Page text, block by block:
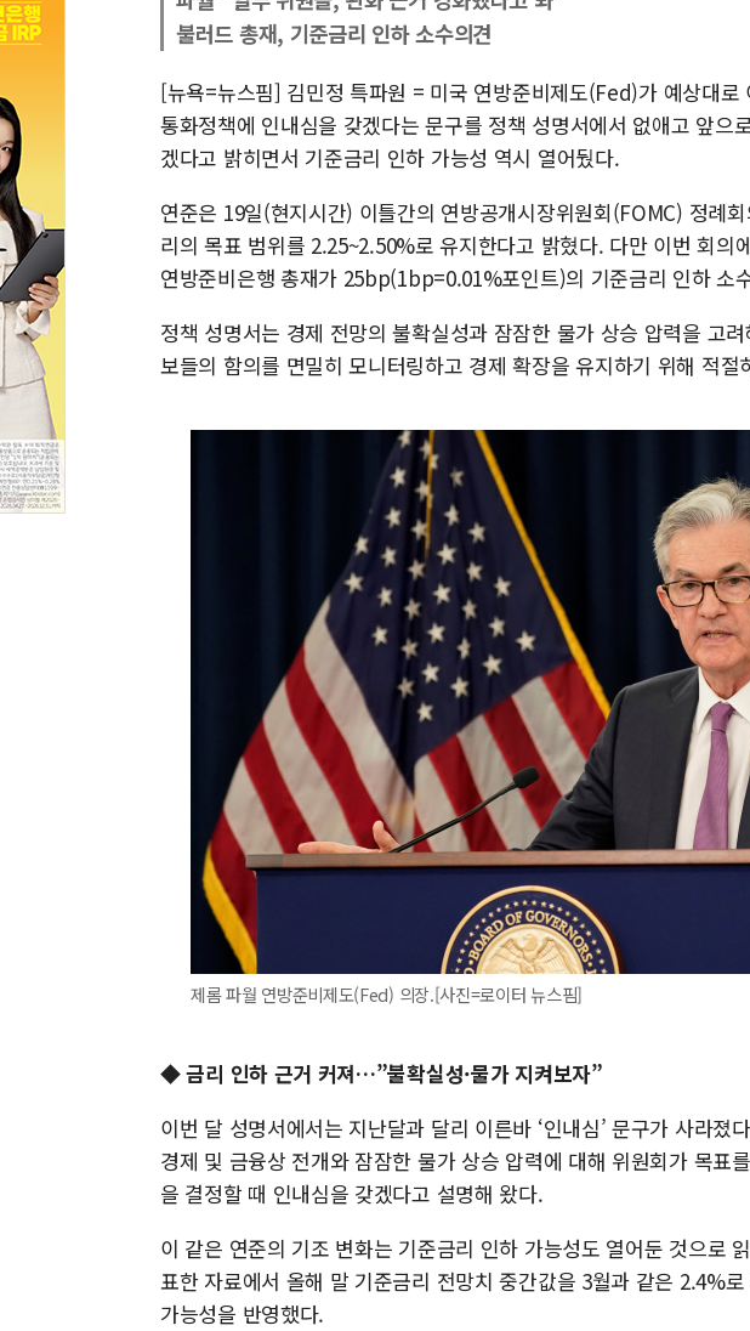
불러드 총재, 기준금리 인하 소수의견
[뉴욕=뉴스핌] 김민정 특파원 = 미국 연방준비제도(Fed)가 예상대로
통화정책에 인내심을 갖겠다는 문구를 정책 성명서에서 없애고 앞으
겠다고 밝히면서 기준금리 인하 가능성 역시 열어뒀다.
연준은 19일(현지시간) 이틀간의 연방공개시장위원회(FOMC) 정례
리의 목표 범위를 2.25~2.50%로 유지한다고 밝혔다. 다만 이번 회의
연방준비은행 총재가 25bp(1bp=0.01%포인트)의 기준금리 인하 소
정책 성명서는 경제 전망의 불확실성과 잠잠한 물가 상승 압력을 고
보들의 함의를 면밀히 모니터링하고 경제 확장을 유지하기 위해 적절
제롬 파월 연방준비제도(Fed) 의장.[사진=로이터 뉴스핌]
◆ 금리 인하 근거 커져…”불확실성·물가 지켜보자”
이번 달 성명서에서는 지난달과 달리 이른바 ‘인내심’ 문구가 사라졌
경제 및 금융상 전개와 잠잠한 물가 상승 압력에 대해 위원회가 목표
을 결정할 때 인내심을 갖겠다고 설명해 왔다.
이 같은 연준의 기조 변화는 기준금리 인하 가능성도 열어둔 것으로
표한 자료에서 올해 말 기준금리 전망치 중간값을 3월과 같은 2.4%
가능성을 반영했다.